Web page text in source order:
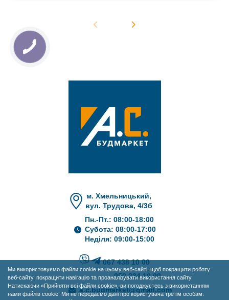
Ми використовуємо файли cookie на цьому веб-сайті, щоб покращити роботу
веб-сайту, покращити навігацію та проаналізувати використання сайту.
Натискаючи «Прийняти всі файли cookie», ви погоджуєтесь з використанням
нами файлів cookie. Ми не передаємо дані про користувача третім особам.
м. Хмельницький,
вул. Трудова, 4/3б
Пн.-Пт.: 08:00-18:00
Субота: 08:00-17:00
Неділя: 09:00-15:00
067 438 10 00
050 234 10 00
a.c.budmarket@gmail.com